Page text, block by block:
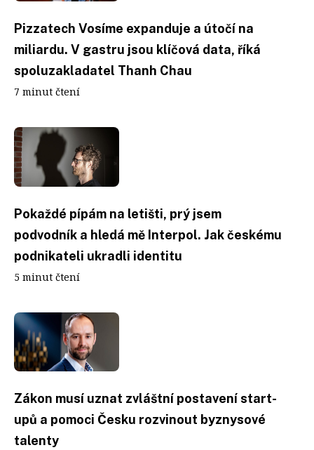
Pizzatech Vosíme expanduje a útočí na
miliardu. V gastru jsou klíčová data, říká
spoluzakladatel Thanh Chau
7 minut čtení
Pokaždé pípám na letišti, prý jsem
podvodník a hledá mě Interpol. Jak českému
podnikateli ukradli identitu
5 minut čtení
Zákon musí uznat zvláštní postavení start-
upů a pomoci Česku rozvinout byznysové
talenty